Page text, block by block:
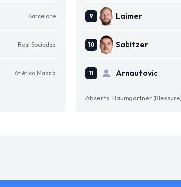
Barcelone
Real Sociedad
Atlético Madrid
Laimer
Sabitzer
Arnautovic
Absents: Baumgartner (Blessure)